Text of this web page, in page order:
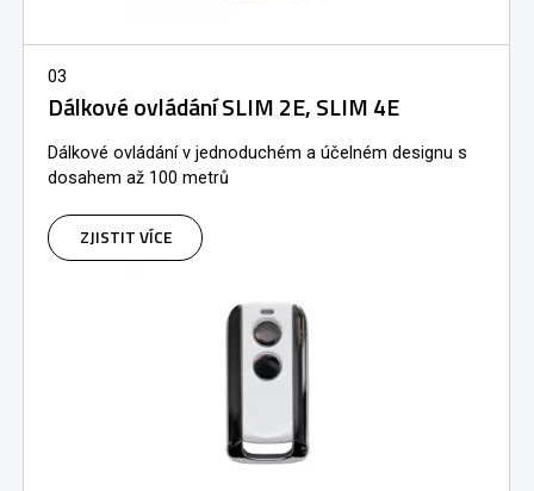
03
Dálkové ovládání SLIM 2E, SLIM 4E
Dálkové ovládání v jednoduchém a účelném designu s
dosahem až 100 metrů
ZJISTIT VÍCE